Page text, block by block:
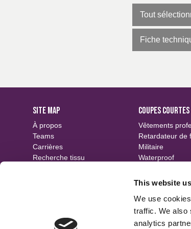
This website
We use
traffic. We also
analytics
Testé
Tout
Fiche
SITE MAP
À propos
Teams
Carrières
Recherche tissu
COUPES COURTES
Vêtements
Retardateur de
Militaire
Waterproof
Motifs